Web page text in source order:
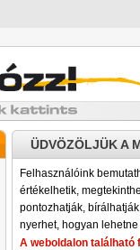
ÜDVÖZÖLJÜK A
Felhasználóink
értékelhetik,
pontozhatják,
nyerhet, hogyan
A weboldalon található